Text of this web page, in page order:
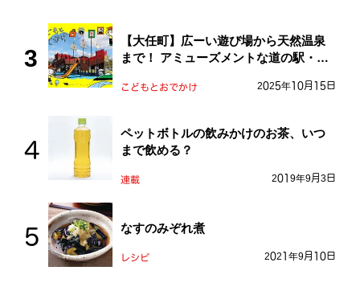
【大任町】広ーい遊び場から天然温泉
まで！ アミューズメントな道の駅・お
こどもとおでかけ 2025年10月15日
ペットボトルの飲みかけのお茶、いつ
まで飲める？
連載 2019年9月3日
なすのみぞれ煮
レシピ 2021年9月10日